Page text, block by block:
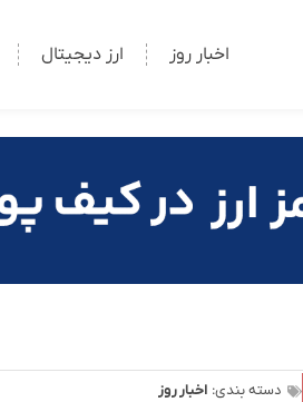
اخبار روز ارز دیجیتال
دسته بندی: اخبار روز